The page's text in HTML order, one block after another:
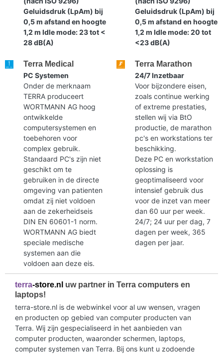
Geluidsdruk (LpAm) bij
0,5 m afstand en hoogte
1,2 m Idle mode: 23 tot <
28 dB(A)
Geluidsdruk (LpAm) bij
0,5 m afstand en hoogte
1,2 m Idle mode: 20 tot
<23 dB(A)
Terra Medical
PC Systemen
Onder de merknaam
TERRA produceert
WORTMANN AG hoog
ontwikkelde
computersystemen en
toebehoren voor
complex gebruik.
Standaard PC's zijn niet
geschikt om te
gebruiken in de directe
omgeving van patienten
omdat zij niet voldoen
aan de zekerheidseis
DIN EN 60601-1 norm.
WORTMANN AG biedt
speciale medische
systemen aan die
voldoen aan deze eis.
Terra Marathon
24/7 Inzetbaar
Voor bijzondere eisen,
zoals continue werking
of extreme prestaties,
stellen wij via BtO
productie, de marathon
pc's en workstations ter
beschikking.
Deze PC en workstation
oplossing is
geoptimaliseerd voor
intensief gebruik dus
voor de inzet van meer
dan 60 uur per week.
24/7; 24 uur per dag, 7
dagen per week, 365
dagen per jaar.
terra-store.nl uw partner in Terra computers en
laptops!
terra-store.nl is de webwinkel voor al uw wensen, vragen
en producten op gebied van computer producten van
Terra. Wij zijn gespecialiseerd in het aanbieden van
computer producten, waaronder schermen, laptops,
computer systemen van Terra. Bij ons kunt u zodoende